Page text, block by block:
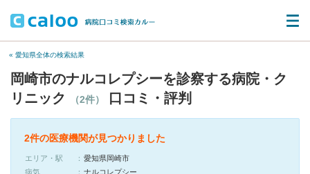
« 愛知県全体の検索結果
岡崎市のナルコレプシーを診察する病院・ク
リニック
（2件） 口コミ・評判
2件の医療機関が見つかりました
エリア・駅
愛知県岡崎市
病気
ナルコレプシー